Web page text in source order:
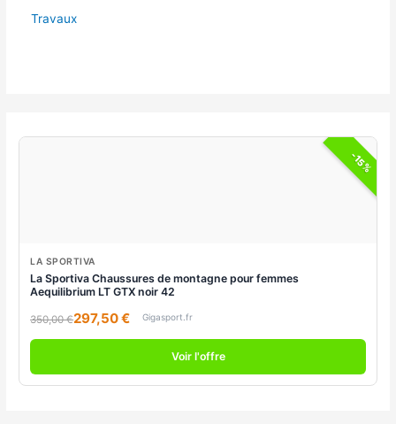
Travaux
-15%
LA SPORTIVA
La Sportiva Chaussures de montagne pour femmes
Aequilibrium LT GTX noir 42
350,00 €297,50 € Gigasport.fr
Voir l'offre